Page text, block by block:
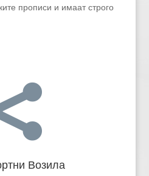
прописи и имаат строго
Возила